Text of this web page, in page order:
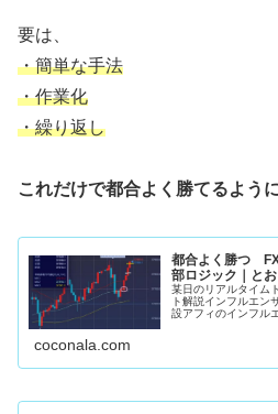
要は、
・簡単な手法
・作業化
・繰り返し
これだけで都合よく勝てるよう
都合よく勝つ
部ロジック｜と
某日のリアルタイム
ト解説インフルエン
設アフィのインフル
coconala.com